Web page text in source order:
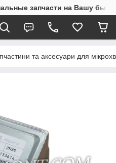
запчасти на Вашу
та аксесуари для